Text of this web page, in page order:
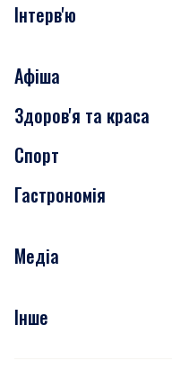
Інтерв'ю
Афіша
Сьогодні
Завтра
Субота
Здоров'я та краса
Медицина
Краса
Спорт
Гастрономія
Рецепти
Медіа
Фото
Інше